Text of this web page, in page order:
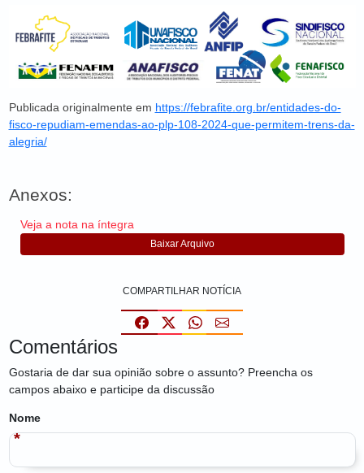
Publicada originalmente em https://febrafite.org.br/entidades-do-
fisco-repudiam-emendas-ao-plp-108-2024-que-permitem-trens-da-
alegria/
Anexos:
Veja a nota na íntegra
Baixar Arquivo
COMPARTILHAR NOTÍCIA
Comentários
Gostaria de dar sua opinião sobre o assunto? Preencha os
campos abaixo e participe da discussão
Nome